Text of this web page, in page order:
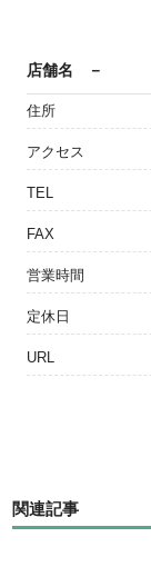
店舗名 －
住所
アクセス
TEL
FAX
営業時間
定休日
URL
関連記事